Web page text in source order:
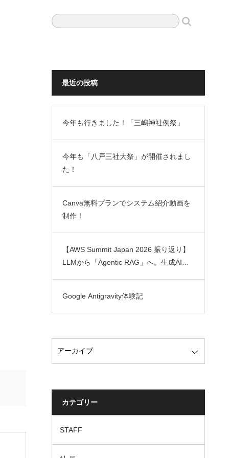
最近の投稿
今年も行きました！「三嶋神社例祭」
今年も「八戸三社大祭」が開催されまし
た！
Canva無料プランでシステム紹介動画を
制作！
【AWS Summit Japan 2026 振り返り】
LLMから「Agentic RAG」へ。生成AIの
Google Antigravity体験記
カテゴリー
STAFF